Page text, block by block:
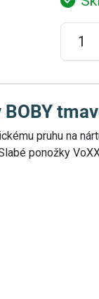
pruhu na
ponožky